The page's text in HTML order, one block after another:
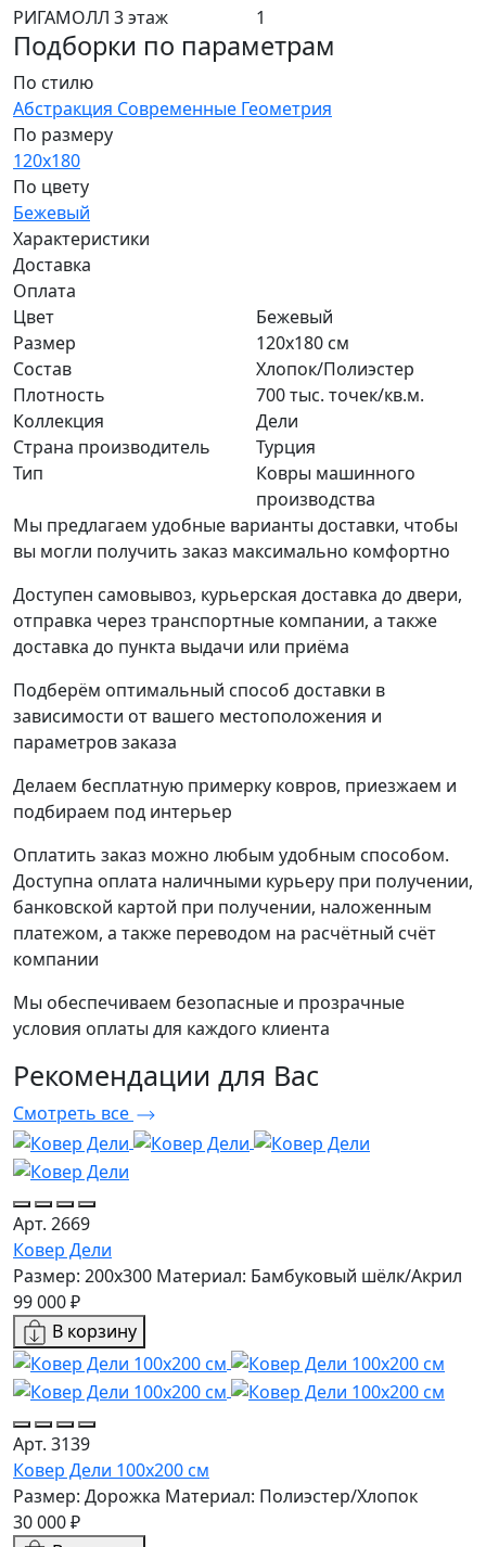
РИГАМОЛЛ 3 этаж 1
Подборки по параметрам
По стилю
Абстракция Современные Геометрия
По размеру
120x180
По цвету
Бежевый
Характеристики
Доставка
Оплата
Цвет
Бежевый
Размер
120x180 см
Состав
Хлопок/Полиэстер
Плотность
700 тыс. точек/кв.м.
Коллекция
Дели
Страна производитель
Турция
Тип
Ковры машинного
производства
Мы предлагаем удобные варианты доставки, чтобы
вы могли получить заказ максимально комфортно
Доступен самовывоз, курьерская доставка до двери,
отправка через транспортные компании, а также
доставка до пункта выдачи или приёма
Подберём оптимальный способ доставки в
зависимости от вашего местоположения и
параметров заказа
Делаем бесплатную примерку ковров, приезжаем и
подбираем под интерьер
Оплатить заказ можно любым удобным способом.
Доступна оплата наличными курьеру при получении,
банковской картой при получении, наложенным
платежом, а также переводом на расчётный счёт
компании
Мы обеспечиваем безопасные и прозрачные
условия оплаты для каждого клиента
Рекомендации для Вас
Смотреть все
Арт. 2669
Ковер Дели
Размер: 200x300 Материал: Бамбуковый шёлк/Акрил
99 000 ₽
В корзину
Арт. 3139
Ковер Дели 100х200 см
Размер: Дорожка Материал: Полиэстер/Хлопок
30 000 ₽